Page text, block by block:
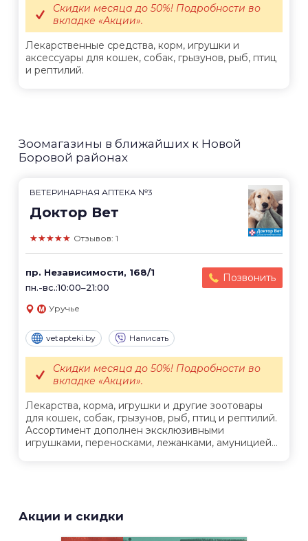
Лекарственные средства, корм, игрушки и
аксессуары для кошек, собак, грызунов, рыб, птиц
и рептилий.
Скидки месяца до 50%! Подробности во
вкладке «Акции».
Зоомагазины в ближайших к Новой
Боровой районах
ВЕТЕРИНАРНАЯ АПТЕКА №3
Доктор Вет
★★★★★ Отзывов: 1
пр. Независимости, 168/1
пн.-вс.:10:00–21:00
Позвонить
Уручье
vetapteki.by Написать
Лекарства, корма, игрушки и другие зоотовары
для кошек, собак, грызунов, рыб, птиц и рептилий.
Ассортимент дополнен эксклюзивными
игрушками, переносками, лежанками, амуницией...
Скидки месяца до 50%! Подробности во
вкладке «Акции».
Акции и скидки